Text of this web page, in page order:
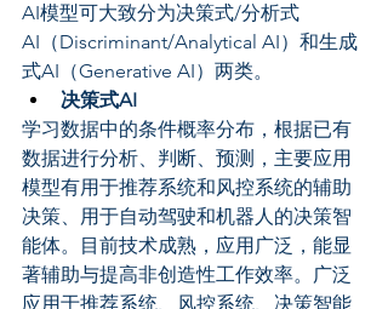
AI模型可大致分为决策式/分析式
AI（Discriminant/Analytical AI）和生成
式AI（Generative AI）两类。
决策式AI
学习数据中的条件概率分布，根据已有
数据进行分析、判断、预测，主要应用
模型有用于推荐系统和风控系统的辅助
决策、用于自动驾驶和机器人的决策智
能体。目前技术成熟，应用广泛，能显
著辅助与提高非创造性工作效率。广泛
应用于推荐系统、风控系统、决策智能